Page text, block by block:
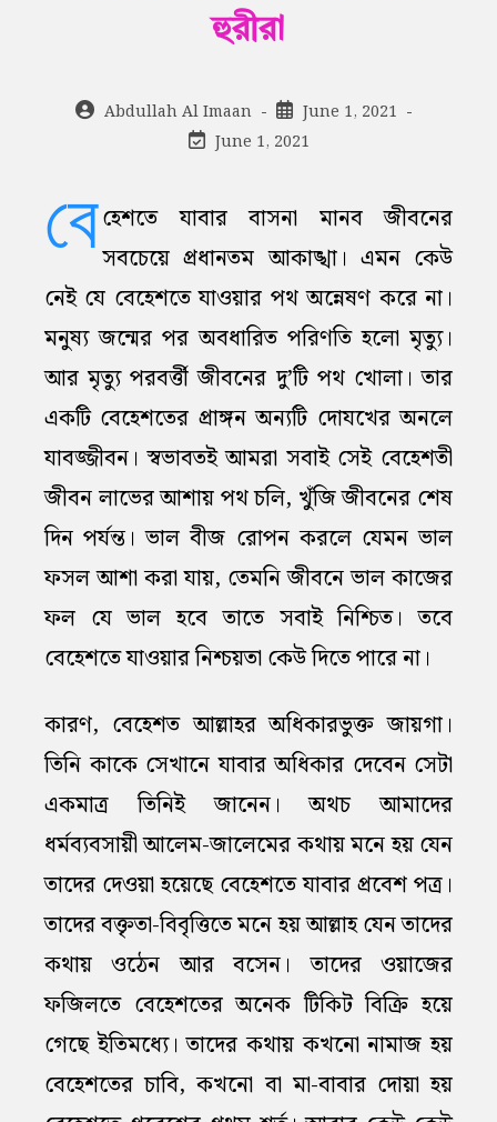
হুরীরা
PostAbdullah Al Imaan
Post
published:
June 1, 2021
PostJune 1, 2021
বেহেশতে যাবার বাসনা মানব জীবনের
সবচেয়ে প্রধানতম আকাঙ্খা। এমন কেউ
নেই যে বেহেশতে যাওয়ার পথ অন্নেষণ করে না।
মনুষ্য জন্মের পর অবধারিত পরিণতি হলো মৃত্যু।
আর মৃত্যু পরবর্ত্তী জীবনের দু’টি পথ খোলা। তার
একটি বেহেশতের প্রাঙ্গন অন্যটি দোযখের অনলে
যাবজ্জীবন। স্বভাবতই আমরা সবাই সেই বেহেশতী
জীবন লাভের আশায় পথ চলি, খুঁজি জীবনের শেষ
দিন পর্যন্ত। ভাল বীজ রোপন করলে যেমন ভাল
ফসল আশা করা যায়, তেমনি জীবনে ভাল কাজের
ফল যে ভাল হবে তাতে সবাই নিশ্চিত। তবে
বেহেশতে যাওয়ার নিশ্চয়তা কেউ দিতে পারে না।
কারণ, বেহেশত আল্লাহর অধিকারভুক্ত জায়গা।
তিনি কাকে সেখানে যাবার অধিকার দেবেন সেটা
একমাত্র তিনিই জানেন। অথচ আমাদের
ধর্মব্যবসায়ী আলেম-জালেমের কথায় মনে হয় যেন
তাদের দেওয়া হয়েছে বেহেশতে যাবার প্রবেশ পত্র।
তাদের বক্তৃতা-বিবৃত্তিতে মনে হয় আল্লাহ যেন তাদের
কথায় ওঠেন আর বসেন। তাদের ওয়াজের
ফজিলতে বেহেশতের অনেক টিকিট বিক্রি হয়ে
গেছে ইতিমধ্যে। তাদের কথায় কখনো নামাজ হয়
বেহেশতের চাবি, কখনো বা মা-বাবার দোয়া হয়